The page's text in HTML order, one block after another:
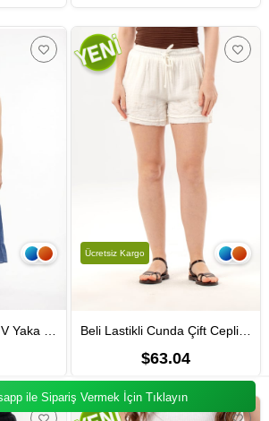
Kolsuz Deniz Fırfırlı V Yaka Yazlık Müslin Uzun Elbise İndigo indg Beli Lastikli Cunda Çift Cepli Yazlık Nakışlı Müslin Mini Şort Kırık Beyaz KrkByz
$63.04
Ücretsiz Kargo
ile Sipariş Vermek İçin Tıklayın